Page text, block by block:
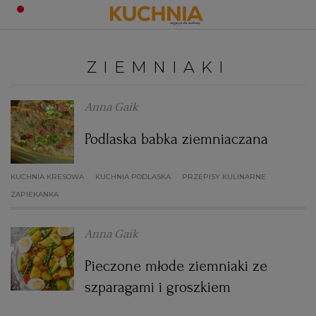
OBIADY
KOLACJE
ZUPY
HALLOWEEN
BOŻE NARODZENIE
WIELKANOC
KUCHNIE ŚWIATA
KUCHNIA WŁOSKA
KUCHNIA AFRYKAŃSKA
DANIA SEZONOWE
SZKOŁA GOTOWANIA
ZDROWA DIETA
Zaloguj się
ZIEMNIAKI
Anna Gaik
Podlaska babka ziemniaczana
KUCHNIA KRESOWA KUCHNIA PODLASKA
PRZEPISY KULINARNE
ZAPIEKANKA
Anna Gaik
Pieczone młode ziemniaki ze
szparagami i groszkiem